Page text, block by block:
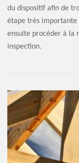
du dispositif afin de
étape très
ensuite procéder à la
inspection.